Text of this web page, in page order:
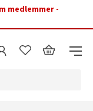
medlemmer -